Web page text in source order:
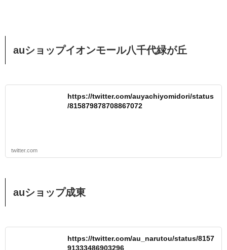
auショップイオンモール八千代緑が丘
https://twitter.com/auyachiyomidori/status
/815879878708867072
twitter.com
auショップ成東
https://twitter.com/au_narutou/status/8157
91333486903296